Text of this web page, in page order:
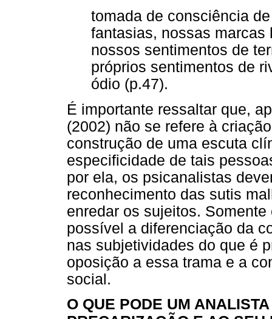
tomada de consciência
fantasias, nossas
nossos sentimentos de
próprios sentimentos de
ódio (p.47).
É importante ressaltar que,
(2002) não se refere à
construção de uma escuta
especificidade de tais
por ela, os psicanalistas
reconhecimento das sutis
enredar os sujeitos.
possível a diferenciação da
nas subjetividades do que é
oposição a essa trama e a
social.
O QUE PODE UM